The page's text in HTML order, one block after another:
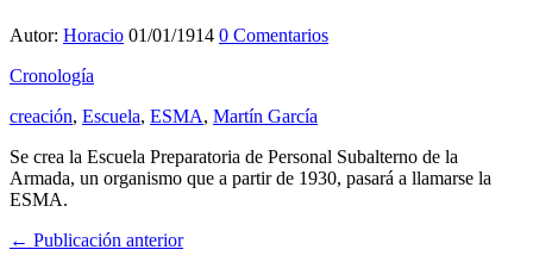
Autor: Horacio 01/01/1914 0 Comentarios
Cronología
creación, Escuela, ESMA, Martín García
Se crea la Escuela Preparatoria de Personal Subalterno de la
Armada, un organismo que a partir de 1930, pasará a llamarse la
ESMA.
← Publicación anterior